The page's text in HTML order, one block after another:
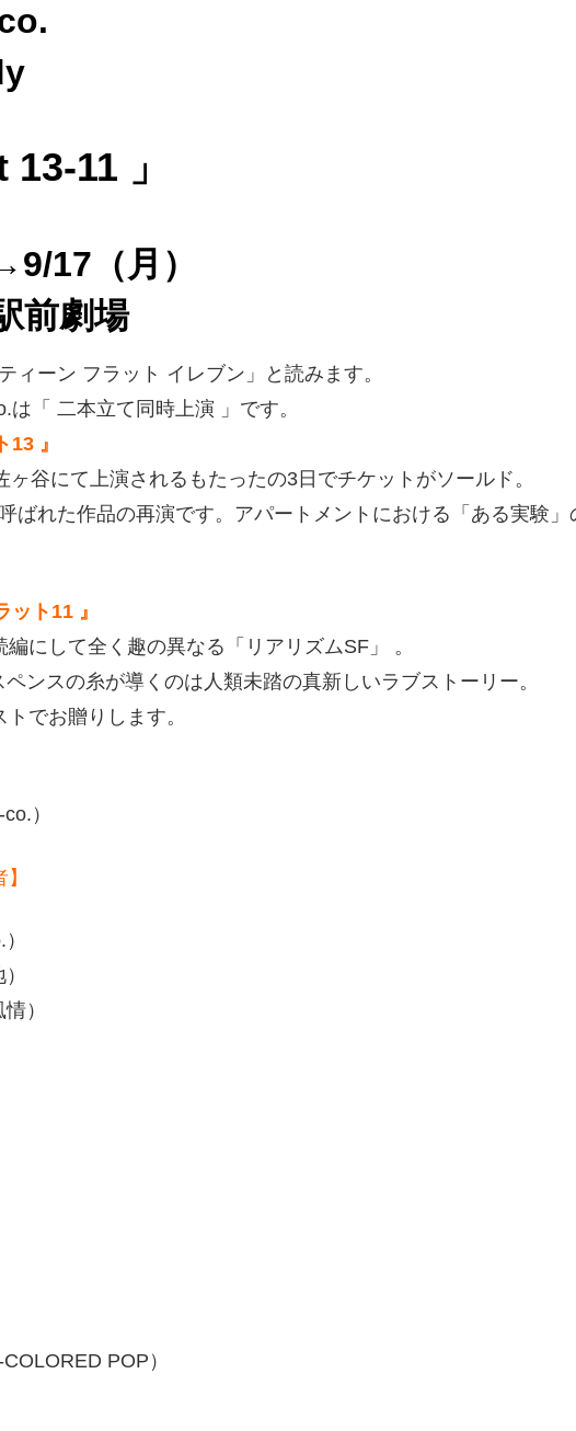
13-11 」
17（月）
前劇場
ィーン フラット イレブン」と読みます。
は「 二本立て同時上演 」です。
13 』
ヶ谷にて上演されるもたったの3日でチケットがソールド。
ばれた作品の再演です。アパートメントにおける「ある実験」
ット11 』
編にして全く趣の異なる「リアリズムSF」 。
ンスの糸が導くのは人類未踏の真新しいラブストーリー。
でお贈りします。
）
）
POP）